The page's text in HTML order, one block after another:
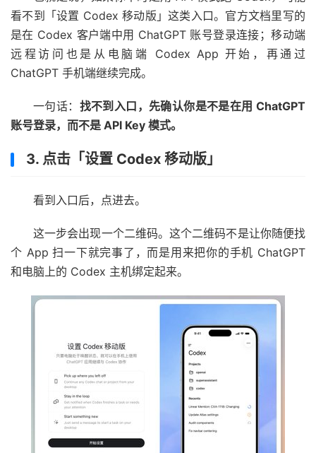
看不到「设置 Codex 移动版」这类入口。官方文档里写的
是在 Codex 客户端中用 ChatGPT 账号登录连接；移动端
远程访问也是从电脑端 Codex App 开始，再通过
ChatGPT 手机端继续完成。
一句话： 找不到入口，先确认你是不是在用 ChatGPT
账号登录，而不是 API Key 模式。
3. 点击「设置 Codex 移动版」
看到入口后，点进去。
这一步会出现一个二维码。这个二维码不是让你随便找
个 App 扫一下就完事了，而是用来把你的手机 ChatGPT
和电脑上的 Codex 主机绑定起来。